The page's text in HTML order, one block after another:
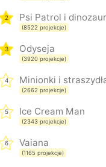
2 Psi Patrol i
(8522 projekcje)
3 Odyseja
(3920 projekcje)
4 Minionki i
(2662 projekcje)
5 Ice Cream Man
(2343 projekcje)
6 Vaiana
(1165 projekcje)